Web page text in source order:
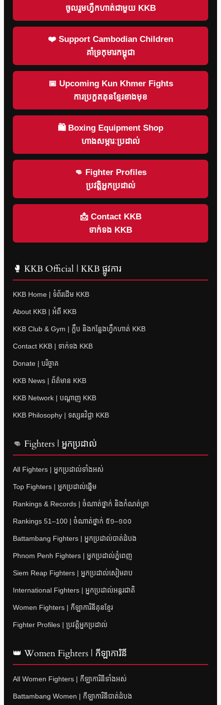
ចូលរួមហ្វឹកហាត់ជាមួយ KKB
❤️ Support Cambodian Children
គាំទ្រកុមារកម្ពុជា
📅 Upcoming Kun Khmer Fights
ការប្រកួតគុនខ្មែរខាងមុខ
🛍 Boxing Equipment Shop
ហាងសម្ភារៈប្រដាល់
👊 Fighter Profiles
ប្រវត្តិអ្នកប្រដាល់
📩 Contact KKB
ទាក់ទង KKB
🥊 KKB Official | KKB ផ្លូវការ
KKB Home | ទំព័រដើម KKB
About KKB | អំពី KKB
KKB Club & Gym | ក្លឹប និងកន្លែងហ្វឹកហាត់ KKB
Contact KKB | ទាក់ទង KKB
Donate | បរិច្ចាគ
KKB News | ព័ត៌មាន KKB
KKB Network | បណ្តាញ KKB
KKB Philosophy | ទស្សនវិជ្ជា KKB
👊 Fighters | អ្នកប្រដាល់
All Fighters | អ្នកប្រដាល់ទាំងអស់
Top Fighters | អ្នកប្រដាល់ឆ្នើម
Rankings & Records | ចំណាត់ថ្នាក់ និងកំណត់ត្រា
Rankings 51–100 | ចំណាត់ថ្នាក់ ៥១–១០០
Battambang Fighters | អ្នកប្រដាល់បាត់ដំបង
Phnom Penh Fighters | អ្នកប្រដាល់ភ្នំពេញ
Siem Reap Fighters | អ្នកប្រដាល់សៀមរាប
International Fighters | អ្នកប្រដាល់អន្តរជាតិ
Women Fighters | កីឡាការិនីគុនខ្មែរ
Fighter Profiles | ប្រវត្តិអ្នកប្រដាល់
👑 Women Fighters | កីឡាការិនី
All Women Fighters | កីឡាការិនីទាំងអស់
Battambang Women | កីឡាការិនីបាត់ដំបង